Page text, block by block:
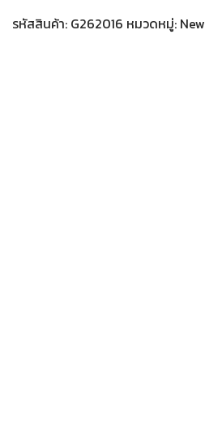
Insane
รหัสสินค้า: G262016 หมวดหมู่: